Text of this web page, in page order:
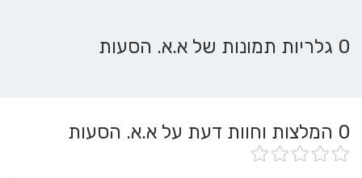
0 גלריות תמונות של א.א. הסעות
0 המלצות וחוות דעת על א.א. הסעות